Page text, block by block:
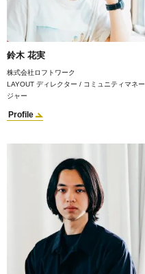
鈴木 花実
株式会社ロフトワーク
LAYOUT ディレクター / コミュニティマネー
ジャー
Profile